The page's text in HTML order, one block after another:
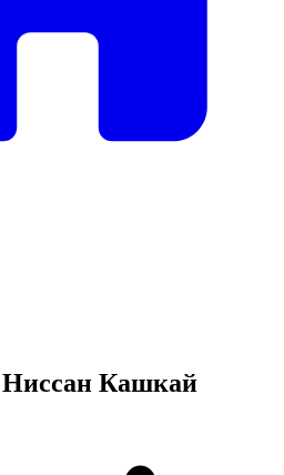
Кашкай